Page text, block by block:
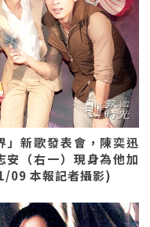
」新歌發表會，陳奕迅
安（右一）現身為他加
09 本報記者攝影)